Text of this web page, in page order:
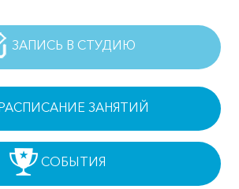
ЗАПИСЬ В СТУДИЮ
ЗАНЯТИЙ
СОБЫТИЯ